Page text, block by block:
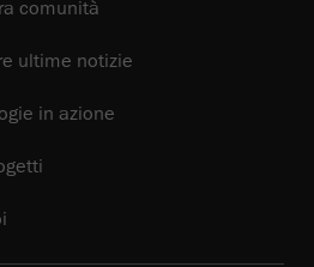
comunità
ultime notizie
in azione